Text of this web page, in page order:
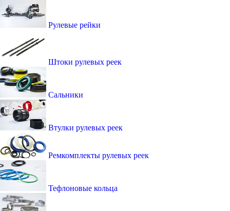
Рулевые рейки
Штоки рулевых реек
Сальники
Втулки рулевых реек
Ремкомплекты рулевых реек
Тефлоновые кольца